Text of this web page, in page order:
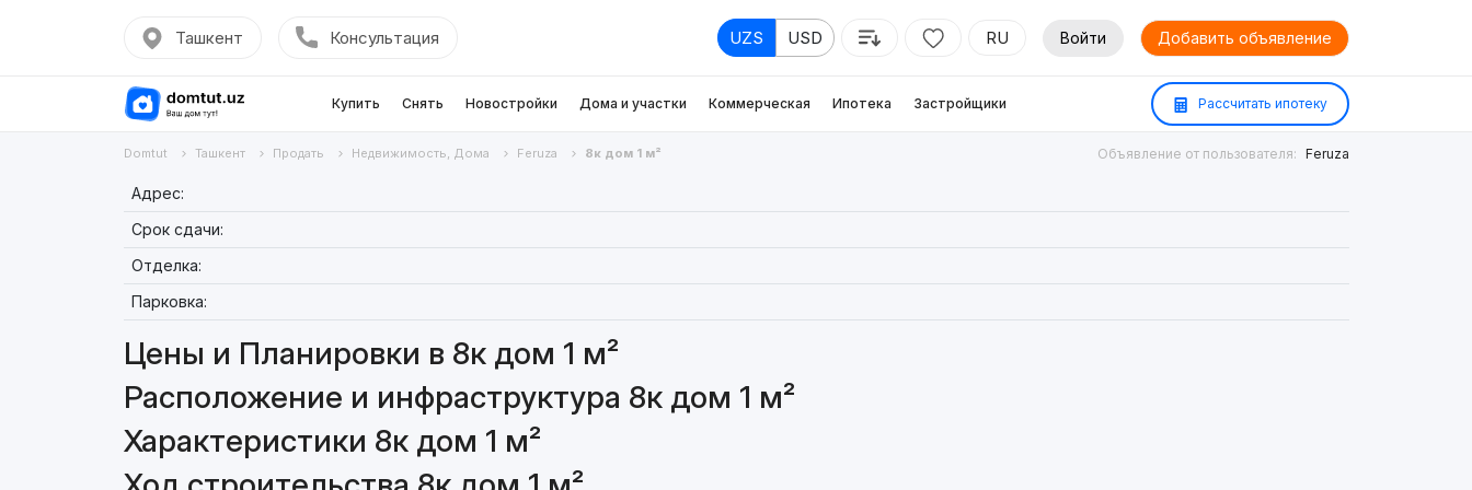
Ташкент Консультация UZS USD RU Войти Добавить объявление
Купить Снять Новостройки Дома и участки Коммерческая Ипотека Застройщики Рассчитать ипотеку
Domtut Ташкент Продать Недвижимость, Дома Feruza 8к дом 1 м² Объявление от пользователя: Feruza
Адрес:
Срок сдачи:
Отделка:
Парковка:
Цены и Планировки в 8к дом 1 м²
Расположение и инфраструктура 8к дом 1 м²
Характеристики 8к дом 1 м²